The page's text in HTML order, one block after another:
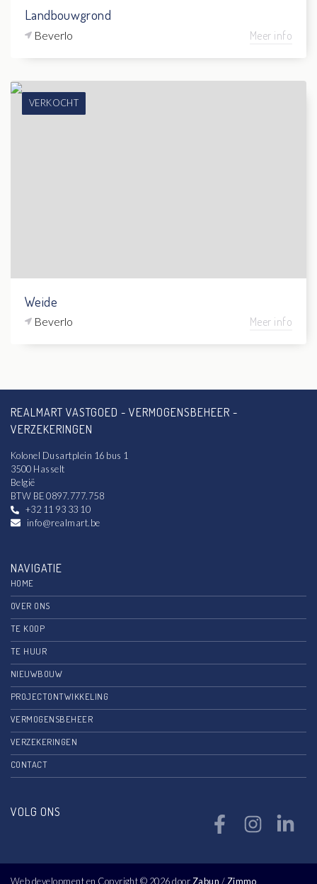
Landbouwgrond
Beverlo Meer info
VERKOCHT
Weide
Beverlo Meer info
REALMART VASTGOED - VERMOGENSBEHEER -
VERZEKERINGEN
Kolonel Dusartplein 16 bus 1
3500 Hasselt
België
BTW BE 0897.777.758
+32 11 93 33 10
info@realmart.be
NAVIGATIE
HOME
OVER ONS
TE KOOP
TE HUUR
NIEUWBOUW
PROJECTONTWIKKELING
VERMOGENSBEHEER
VERZEKERINGEN
CONTACT
VOLG ONS
Web development en Copyright © 2026 door Zabun / Zimmo